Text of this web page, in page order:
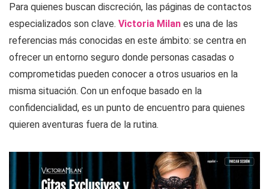
Para quienes buscan discreción, las páginas de contactos
especializados son clave. Victoria Milan es una de las
referencias más conocidas en este ámbito: se centra en
ofrecer un entorno seguro donde personas casadas o
comprometidas pueden conocer a otros usuarios en la
misma situación. Con un enfoque basado en la
confidencialidad, es un punto de encuentro para quienes
quieren aventuras fuera de la rutina.